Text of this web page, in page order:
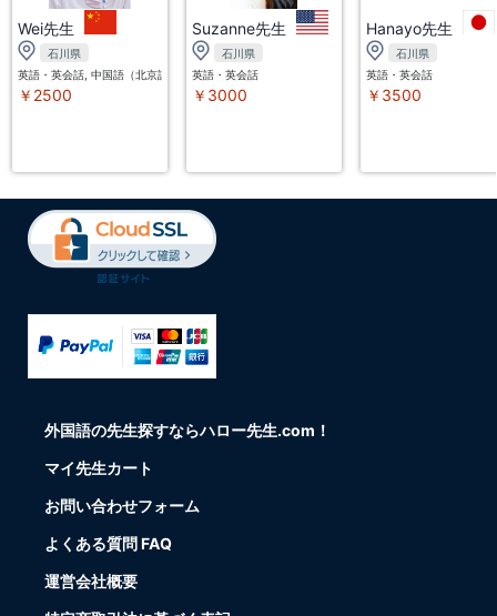
Wei先生
石川県
英語・英会話, 中国語（北京語）
￥2500
Suzanne先生
石川県
英語・英会話
￥3000
Hanayo先生
石川県
英語・英会話
￥3500
外国語の先生探すならハロー先生.com！
マイ先生カート
お問い合わせフォーム
よくある質問 FAQ
運営会社概要